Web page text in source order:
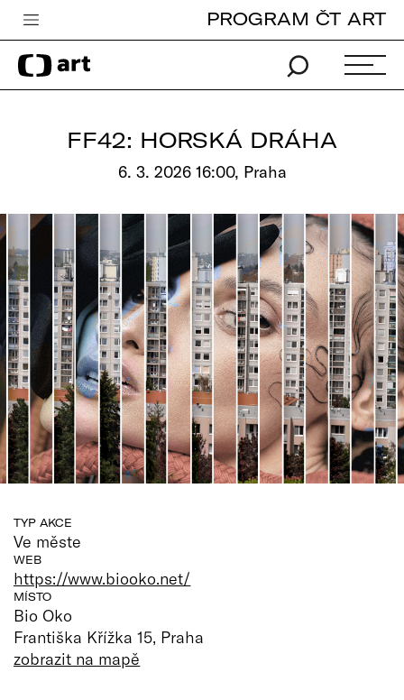
Česká televize
Zpravodajství
Pro děti
edu
Vše o ČT
PROGRAM ČT ART
FF42: HORSKÁ DRÁHA
6. 3. 2026 16:00, Praha
TYP AKCE
Ve měste
WEB
https://www.biooko.net/
MÍSTO
Bio Oko
Františka Křížka 15, Praha
zobrazit na mapě